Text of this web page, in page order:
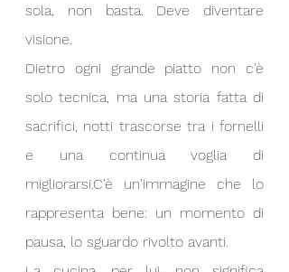
sola, non basta. Deve diventare
visione.
Dietro ogni grande piatto non c'è
solo tecnica, ma una storia fatta di
sacrifici, notti trascorse tra i fornelli
e una continua voglia di
migliorarsi.C'è un'immagine che lo
rappresenta bene: un momento di
pausa, lo sguardo rivolto avanti.